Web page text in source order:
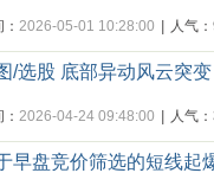
2026-05-01 10:28:00 人气
/选股 底部异动风云突
2026-04-24 09:48:00 人气
盘竞价筛选的短线起